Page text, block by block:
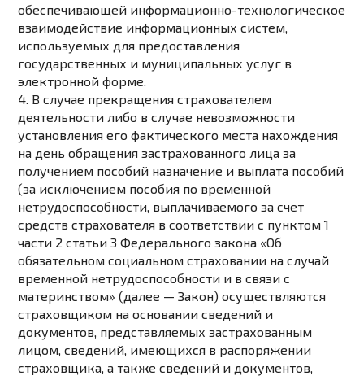
обеспечивающей информационно-технологическое
взаимодействие информационных систем,
используемых для предоставления
государственных и муниципальных услуг в
электронной форме.
4. В случае прекращения страхователем
деятельности либо в случае невозможности
установления его фактического места нахождения
на день обращения застрахованного лица за
получением пособий назначение и выплата пособий
(за исключением пособия по временной
нетрудоспособности, выплачиваемого за счет
средств страхователя в соответствии с пунктом 1
части 2 статьи 3 Федерального закона «Об
обязательном социальном страховании на случай
временной нетрудоспособности и в связи с
материнством» (далее — Закон) осуществляются
страховщиком на основании сведений и
документов, представляемых застрахованным
лицом, сведений, имеющихся в распоряжении
страховщика, а также сведений и документов,